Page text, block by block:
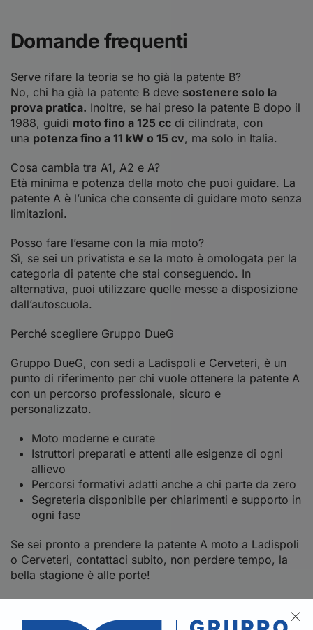
Domande frequenti
Serve rifare la teoria se ho già la patente B?
No, chi ha già la patente B deve sostenere solo la
prova pratica. Inoltre, se hai preso la patente B dopo il
1988, guidi moto fino a 125 cc di cilindrata, con
una potenza fino a 11 kW o 15 cv, ma solo in Italia.
Cosa cambia tra A1, A2 e A?
Età minima e potenza della moto che puoi guidare. La
patente A è l’unica che consente di guidare moto senza
limitazioni.
Posso fare l’esame con la mia moto?
Sì, se sei un privatista e se la moto è omologata per la
categoria di patente che stai conseguendo. In
alternativa, puoi utilizzare quelle messe a disposizione
dall’autoscuola.
Perché scegliere Gruppo DueG
Gruppo DueG, con sedi a Ladispoli e Cerveteri, è un
punto di riferimento per chi vuole ottenere la patente A
con un percorso professionale, sicuro e
personalizzato.
Moto moderne e curate
Istruttori preparati e attenti alle esigenze di ogni
allievo
Percorsi formativi adatti anche a chi parte da zero
Segreteria disponibile per chiarimenti e supporto in
ogni fase
Se sei pronto a prendere la patente A moto a Ladispoli
o Cerveteri, contattaci subito, non perdere tempo, la
bella stagione è alle porte!
Gruppo DueG – Sedi di Ladispoli e Cerveteri
Telefono